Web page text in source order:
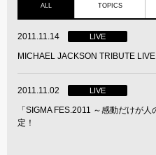
ALL TOPICS
2011.11.14 LIVE
MICHAEL JACKSON TRIBUTE LIVE
2011.11.02 LIVE
「SIGMA FES.2011 ～感動だけが
定！